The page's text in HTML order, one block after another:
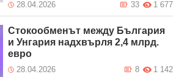
28.04.2026 1 677
33
Стокообменът между България
и Унгария надхвърля 2,4 млрд.
евро
28.04.2026 1 142
8